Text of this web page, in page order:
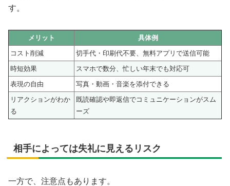
す。
メリット
具体例
コスト削減
切手代・印刷代不要、無料アプリで送信可能
時短効果
スマホで数分、忙しい年末でも対応可
表現の自由
写真・動画・音楽を添付できる
リアクションがわか
る
既読確認や即返信でコミュニケーションがスム
ーズ
相手によっては失礼に見えるリスク
一方で、注意点もあります。